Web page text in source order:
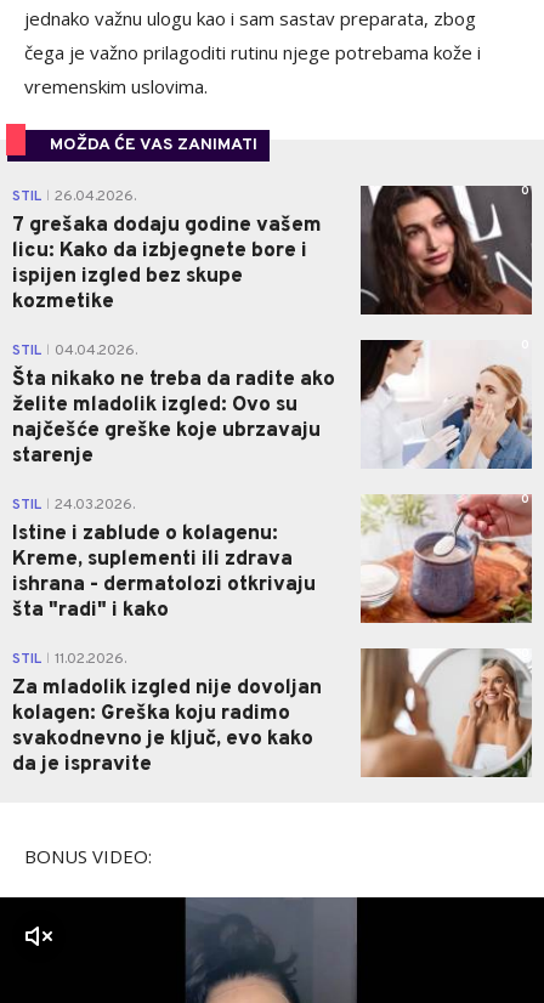
jednako važnu ulogu kao i sam sastav preparata, zbog
čega je važno prilagoditi rutinu njege potrebama kože i
vremenskim uslovima.
MOŽDA ĆE VAS ZANIMATI
STIL 26.04.2026.
7 grešaka dodaju godine vašem
licu: Kako da izbjegnete bore i
ispijen izgled bez skupe
kozmetike
0
STIL 04.04.2026.
Šta nikako ne treba da radite ako
želite mladolik izgled: Ovo su
najčešće greške koje ubrzavaju
starenje
STIL 24.03.2026.
Istine i zablude o kolagenu:
Kreme, suplementi ili zdrava
ishrana - dermatolozi otkrivaju
šta "radi" i kako
0
STIL 11.02.2026.
Za mladolik izgled nije dovoljan
kolagen: Greška koju radimo
svakodnevno je ključ, evo kako
da je ispravite
BONUS VIDEO: